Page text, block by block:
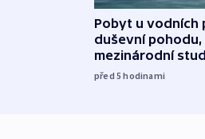
Pobyt u vodních
duševní pohodu,
mezinárodní
před 5hodinami